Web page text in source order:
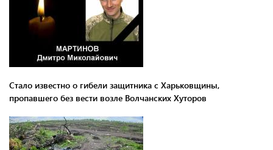
Стало известно о гибели защитника с Харьковщины,
пропавшего без вести возле Волчанских Хуторов